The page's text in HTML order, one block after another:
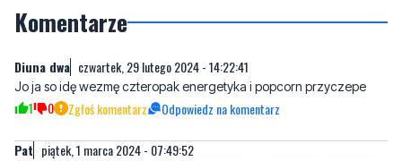
Komentarze
Diuna dwa czwartek, 29 lutego 2024 - 14:22:41
Jo ja so idę wezmę czteropak energetyka i popcorn przyczepe
1 0 Zgłoś komentarz Odpowiedz na komentarz
Pat piątek, 1 marca 2024 - 07:49:52